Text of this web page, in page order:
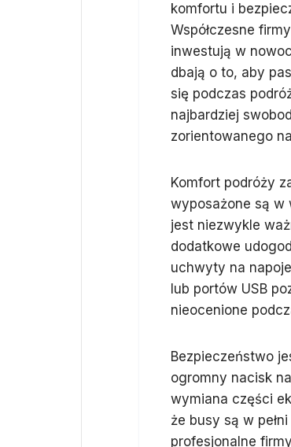
komfortu i
Współczesne
inwestują w
dbają o to, aby
się podczas
najbardziej
zorientowanego
Komfort podróży
wyposażone są w
jest niezwykle
dodatkowe
uchwyty na
lub portów USB
nieocenione
Bezpieczeństwo
ogromny nacisk
wymiana części
że busy są w
profesjonalne